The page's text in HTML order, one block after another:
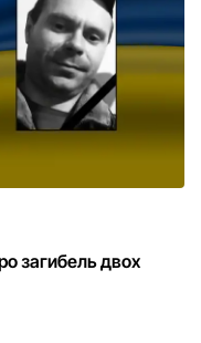
загибель двох